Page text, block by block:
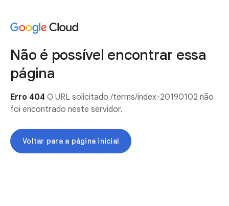
Não é possível encontrar essa
página
Erro 404 O URL solicitado /terms/index-20190102 não
foi encontrado neste servidor.
Voltar para a página inicial